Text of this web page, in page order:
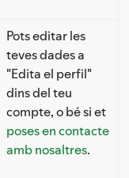
Pots editar les
teves dades a
"Edita el perfil"
dins del teu
compte, o bé si et
poses en contacte
amb nosaltres.